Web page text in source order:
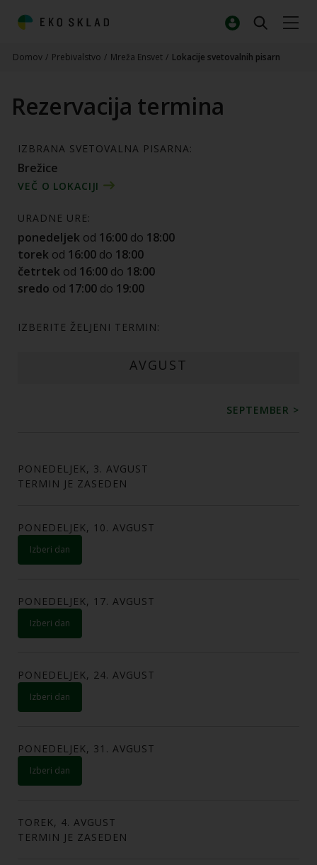
Domov / Prebivalstvo / Mreža Ensvet / Lokacije svetovalnih pisarn
Rezervacija termina
IZBRANA SVETOVALNA PISARNA:
Brežice
VEČ O LOKACIJI
URADNE URE:
ponedeljek od 16:00 do 18:00
torek od 16:00 do 18:00
četrtek od 16:00 do 18:00
sredo od 17:00 do 19:00
IZBERITE ŽELJENI TERMIN:
AVGUST
SEPTEMBER >
PONEDELJEK, 3. AVGUST
TERMIN JE ZASEDEN
PONEDELJEK, 10. AVGUST
izberi dan
PONEDELJEK, 17. AVGUST
izberi dan
PONEDELJEK, 24. AVGUST
izberi dan
PONEDELJEK, 31. AVGUST
izberi dan
TOREK, 4. AVGUST
TERMIN JE ZASEDEN